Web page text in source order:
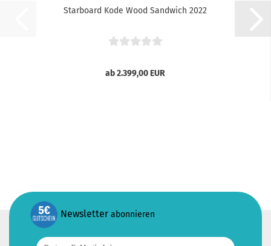
Starboard Kode Wood Sandwich 2022
ab 2.399,00 EUR
Newsletter abonnieren